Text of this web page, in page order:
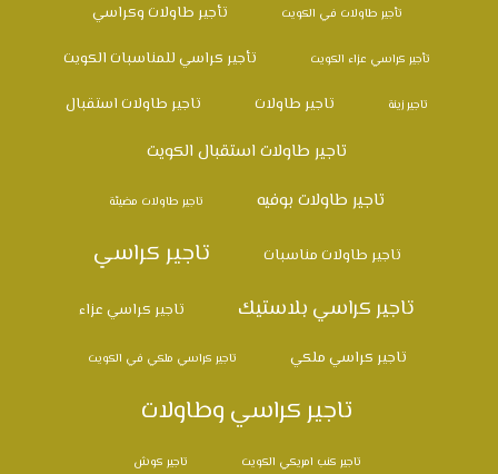
تأجير طاولات في الكويت تأجير طاولات وكراسي
تأجير كراسي عزاء الكويت تأجير كراسي للمناسبات الكويت
تاجير زينة تاجير طاولات تاجير طاولات استقبال
تاجير طاولات استقبال الكويت
تاجير طاولات بوفيه
تاجير طاولات مضيئة
تاجير طاولات مناسبات تاجير كراسي
تاجير كراسي بلاستيك تاجير كراسي عزاء
تاجير كراسي ملكي تاجير كراسي ملكي في الكويت
تاجير كراسي وطاولات
تاجير كنب امريكي الكويت تاجير كوش